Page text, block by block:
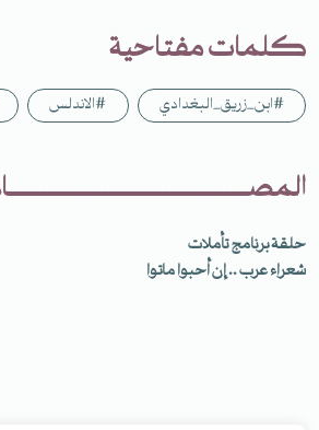
كلمات مفتاحية
#ابن_زريق_البغدادي #الاندلس
حلقة برنامج تأملات
شعراء عرب .. إن أحبوا ماتوا